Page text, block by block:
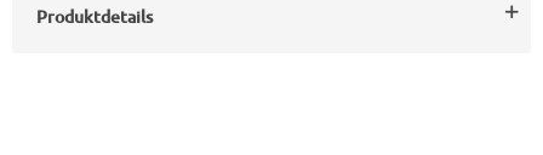
Produktdetails